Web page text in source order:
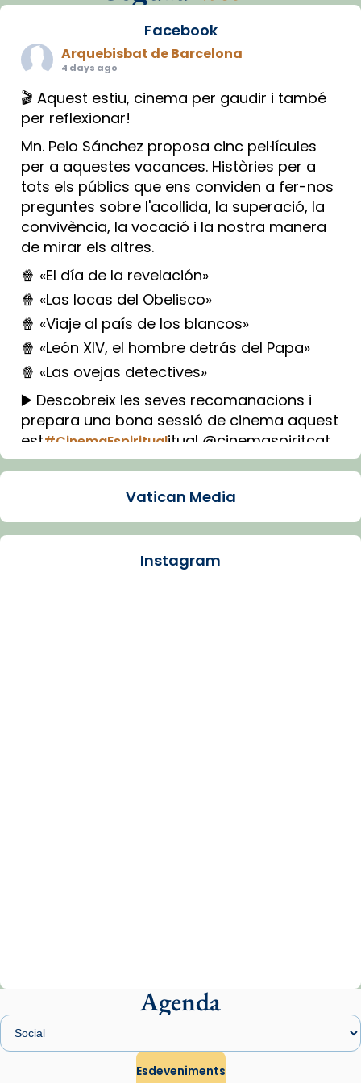
Facebook
Arquebisbat de Barcelona
4 days ago
🎬 Aquest estiu, cinema per gaudir i també
per reflexionar!
Mn. Peio Sánchez proposa cinc pel·lícules
per a aquestes vacances. Històries per a
tots els públics que ens conviden a fer-nos
preguntes sobre l'acollida, la superació, la
convivència, la vocació i la nostra manera
de mirar els altres.
🍿 «El día de la revelación»
🍿 «Las locas del Obelisco»
🍿 «Viaje al país de los blancos»
🍿 «León XIV, el hombre detrás del Papa»
🍿 «Las ovejas detectives»
▶️ Descobreix les seves recomanacions i
prepara una bona sessió de cinema aquest
est#CinemaEspiritualitual @cinemaspiritcat
Imatge: Generada amb IA (OpenAI)
Arquebisbat de Barcelona
presidit aquest 27 de juliol la missa de Les
Santes de Mataró.
🔗
Vatican Media
Instagram
Agenda
Esdeveniments